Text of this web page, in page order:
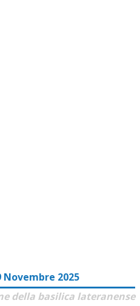
Novembre 2025
della basilica lateranense